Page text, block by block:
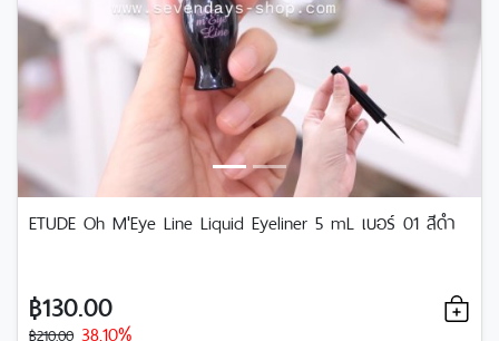
ETUDE Oh M'Eye Line Liquid Eyeliner 5 mL เบอร์ 01 สีดำ
฿130.00
฿210.00 38.10%